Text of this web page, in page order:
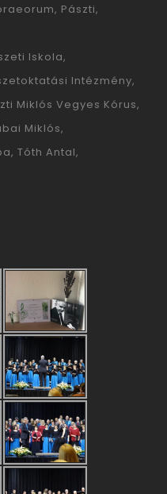
Pászti
Iskola
Intézmény
Miklós Vegyes Kórus
Miklós
Tóth Antal